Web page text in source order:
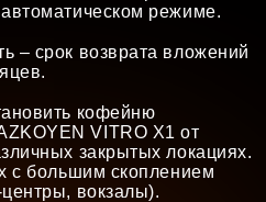
режиме.
– срок возврата вложений
кофейню
VITRO X1 от
закрытых локациях.
с большим скоплением
вокзалы).